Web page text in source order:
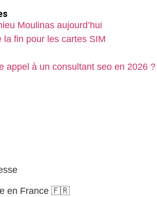
Moulinas aujourd’hui
la fin pour les cartes SIM
appel à un consultant seo en 2026 ?
en France 🇫🇷